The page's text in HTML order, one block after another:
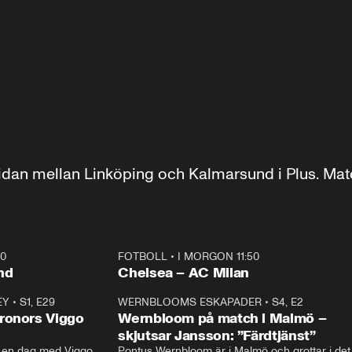
mellan Linköping och Kalmarsund i Plus.
Plus
FOTBOLL • I MORGON 11:50
Chelsea – AC Milan
17:38
• S1, E29
Viggo
WERNBLOOMS ESKAPADER •S4, E2
Wernbloom på match i Malmö –
skjutsar Jansson: ”Färdtjänst”